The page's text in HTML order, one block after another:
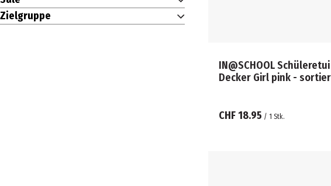
Zielgruppe
IN@SCHOOL
Decker Girl pink -
CHF 18.95 / 1 Stk.